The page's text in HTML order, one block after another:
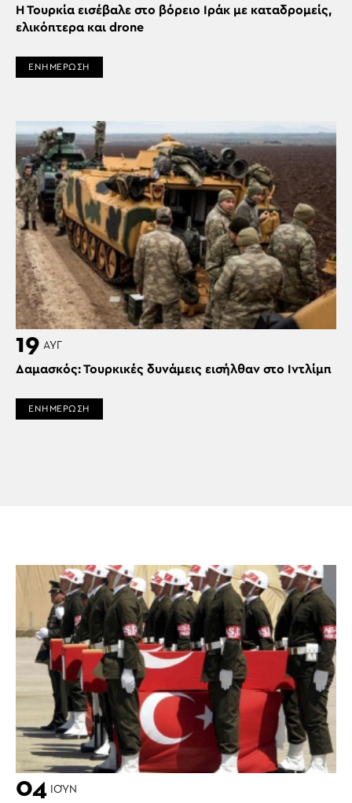
Η Τουρκία εισέβαλε στο βόρειο Ιράκ με καταδρομείς,
ελικόπτερα και drone
ΕΝΗΜΕΡΩΣΗ
19 ΑΥΓ
Δαμασκός: Τουρκικές δυνάμεις εισήλθαν στο Ιντλίμπ
ΕΝΗΜΕΡΩΣΗ
04 ΙΟΎΝ